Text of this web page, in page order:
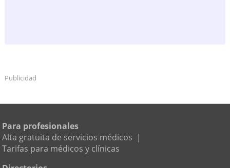
Publicidad
Para profesionales
Alta gratuita de servicios médicos |
Tarifas para médicos y clínicas